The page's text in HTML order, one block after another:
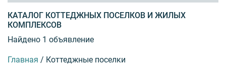
КАТАЛОГ КОТТЕДЖНЫХ ПОСЕЛКОВ И ЖИЛЫХ
КОМПЛЕКСОВ
Найдено 1 объявление
Главная / Коттеджные поселки